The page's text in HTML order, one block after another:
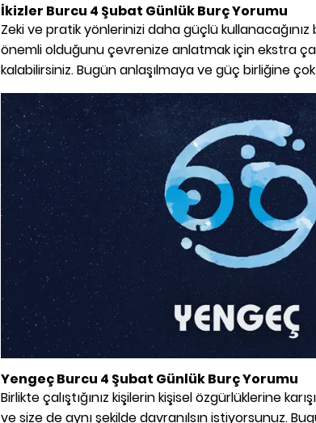
İkizler Burcu 4 Şubat Günlük Burç Yorumu
Zeki ve pratik yönlerinizi daha güçlü
önemli olduğunu çevrenize anlatmak için ekstra
kalabilirsiniz. Bugün anlaşılmaya ve güç birliğine
Yengeç Burcu 4 Şubat Günlük Burç Yorumu
Birlikte çalıştığınız kişilerin kişisel özgürlüklerine
ve size de aynı şekilde davranılsın istiyorsunuz.